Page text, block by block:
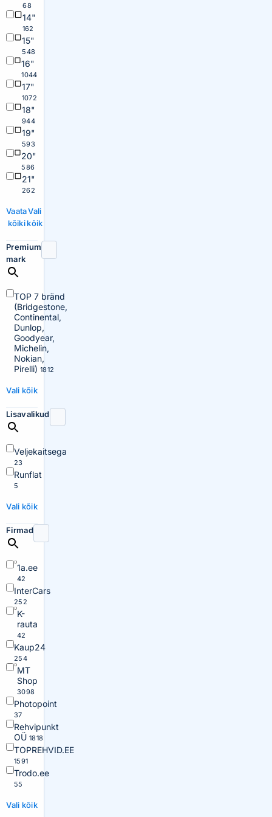
68
14"
162
15"
548
16"
1044
17"
1072
18"
944
19"
593
20"
586
21"
262
Vaata
kõiki
Vali
kõik
Premium
mark
TOP 7 bränd
(Bridgestone,
Continental,
Dunlop,
Goodyear,
Michelin,
Nokian,
Pirelli) 1812
Vali kõik
Lisavalikud
Veljekaitsega
23
Runflat
5
Vali kõik
Firmad
1a.ee
42
InterCars
252
K-
rauta
42
Kaup24
254
MT
Shop
3098
Photopoint
37
Rehvipunkt
OÜ 1818
TOPREHVID.EE
1591
Trodo.ee
55
Vali kõik